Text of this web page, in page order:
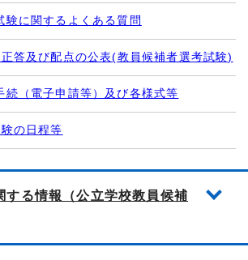
験に関するよくある質問
答及び配点の公表(教員候補者選考試験)
続（電子申請等）及び各様式等
の日程等
する情報（公立学校教員候補